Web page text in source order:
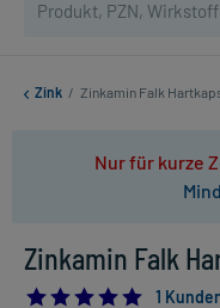
Zink / Zinkamin Falk
Nur für kurze
Zinkamin Falk
5.01